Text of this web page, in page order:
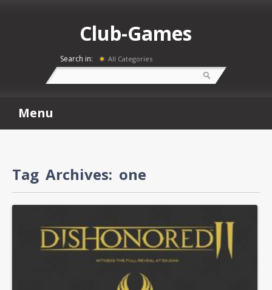
Club-Games
Search in: All Categories
Menu
Tag Archives: one